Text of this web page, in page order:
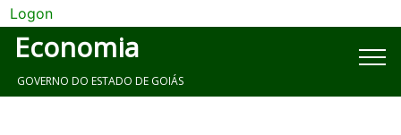
Logon
Economia
GOVERNO DO ESTADO DE GOIÁS